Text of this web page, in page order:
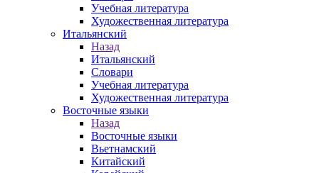
Учебная литература
Художественная литература
Итальянский
Назад
Итальянский
Словари
Учебная литература
Художественная литература
Восточные языки
Назад
Восточные языки
Вьетнамский
Китайский